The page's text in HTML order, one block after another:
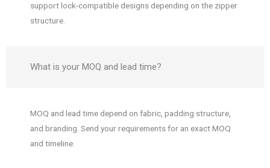
support lock-compatible designs depending on the zipper
structure.
What is your MOQ and lead time?
MOQ and lead time depend on fabric, padding structure,
and branding. Send your requirements for an exact MOQ
and timeline.